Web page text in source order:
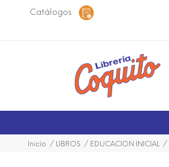
Catálogos
48 horas dentro de la ciudad.
Inicio LIBROS EDUCACION INICIAL